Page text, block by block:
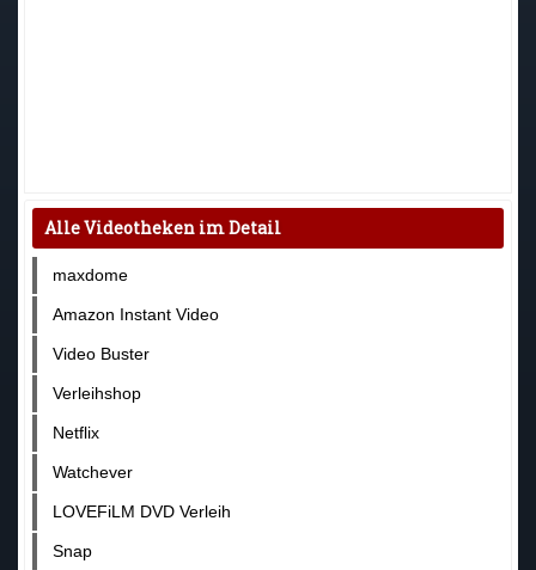
Alle Videotheken im Detail
maxdome
Amazon Instant Video
Video Buster
Verleihshop
Netflix
Watchever
LOVEFiLM DVD Verleih
Snap